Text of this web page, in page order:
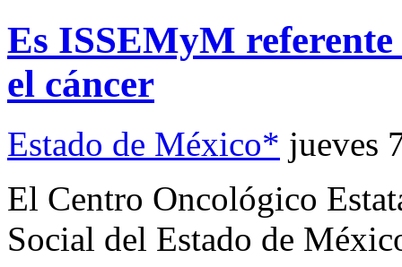
Es ISSEMyM
el cáncer
Estado de México* jueves
El Centro Oncológico
Social del Estado de